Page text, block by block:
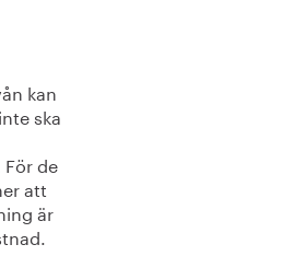
kan
ska
de
att
är